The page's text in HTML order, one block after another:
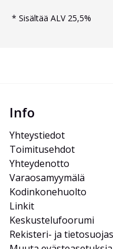
* Sisältää ALV 25,5%
Info
Yhteystiedot
Toimitusehdot
Yhteydenotto
Varaosamyymälä
Kodinkonehuolto
Linkit
Keskustelufoorumi
Rekisteri- ja